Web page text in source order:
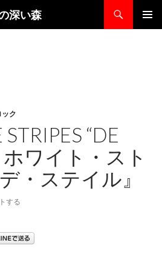
深い森
ク
“DE
ホワイト・スト
・ステイル』
する